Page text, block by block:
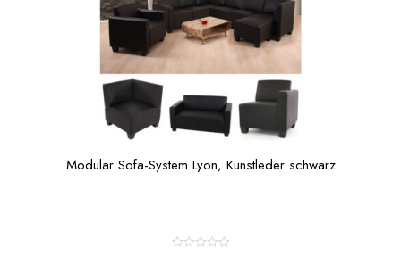
Modular Sofa-System Lyon, Kunstleder schwarz